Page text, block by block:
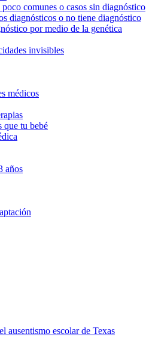
comunes o casos sin diagnóstico
diagnósticos o no tiene diagnóstico
por medio de la genética
invisibles
médicos
que tu bebé
años
ausentismo escolar de Texas